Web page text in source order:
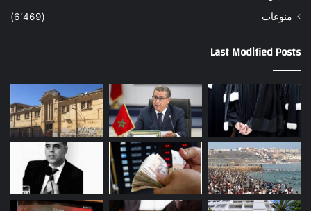
منوعات
(6٬469)
Last Modified Posts